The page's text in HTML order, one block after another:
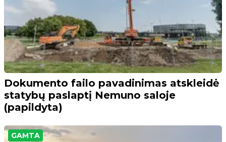
Dokumento failo pavadinimas atskleidė
statybų paslaptį Nemuno saloje
(papildyta)
GAMTA